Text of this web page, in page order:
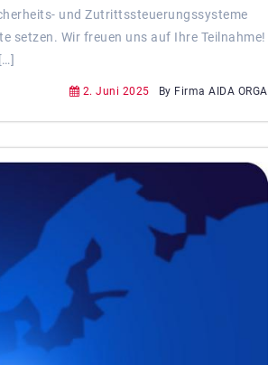
und Zutrittssteuerungssysteme
setzen. Wir freuen uns auf Ihre Teilnahme!
2. Juni 2025 By Firma AIDA ORGA